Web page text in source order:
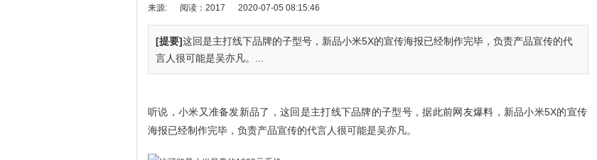
来源: 阅读：2017 2020-07-05 08:15:46
[提要]这回是主打线下品牌的子型号，新品小米5X的宣传海报已经制作完毕，负责产品宣传的代
言人很可能是吴亦凡。...
听说，小米又准备发新品了，这回是主打线下品牌的子型号，据此前网友爆料，新品小米5X的宣传
海报已经制作完毕，负责产品宣传的代言人很可能是吴亦凡。